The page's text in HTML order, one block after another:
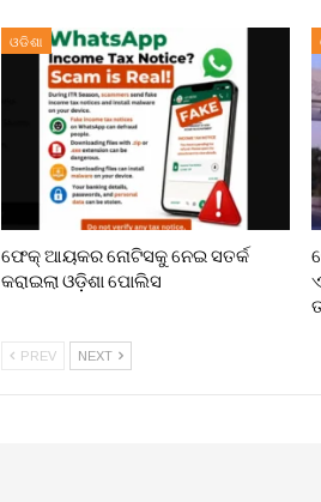
ଓଡିଶା
ଫେକ୍ ଆୟକର ନୋଟିସକୁ ନେଇ ସତର୍କ
କରାଇଲା ଓଡ଼ିଶା ପୋଲିସ
PREV NEXT